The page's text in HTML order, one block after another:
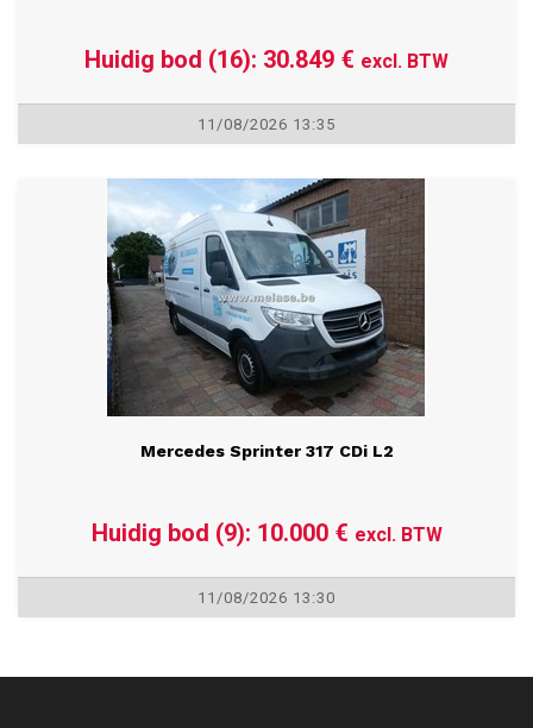
Mercedes GLE400d 4-Matic Coupé
Huidig bod (16): 30.849 €excl. BTW
11/08/2026 13:35
Mercedes Sprinter 317 CDi L2
Huidig bod (9): 10.000 €excl. BTW
11/08/2026 13:30